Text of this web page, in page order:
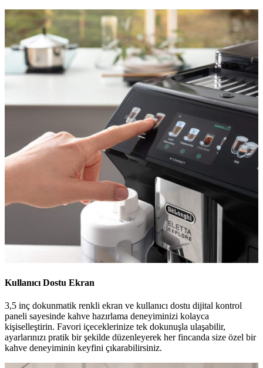
Kullanıcı Dostu Ekran
3,5 inç dokunmatik renkli ekran ve kullanıcı dostu dijital kontrol
paneli sayesinde kahve hazırlama deneyiminizi kolayca
kişiselleştirin. Favori içeceklerinize tek dokunuşla ulaşabilir,
ayarlarınızı pratik bir şekilde düzenleyerek her fincanda size özel bir
kahve deneyiminin keyfini çıkarabilirsiniz.